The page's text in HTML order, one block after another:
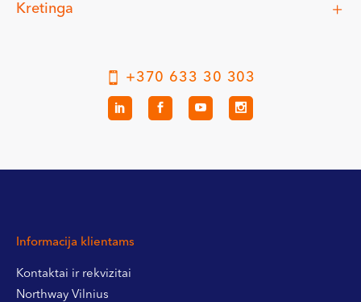
Kretinga
+370 633 30 303
Informacija klientams
Kontaktai ir rekvizitai
Northway Vilnius